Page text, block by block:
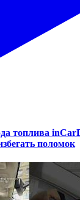
топлива
поломок